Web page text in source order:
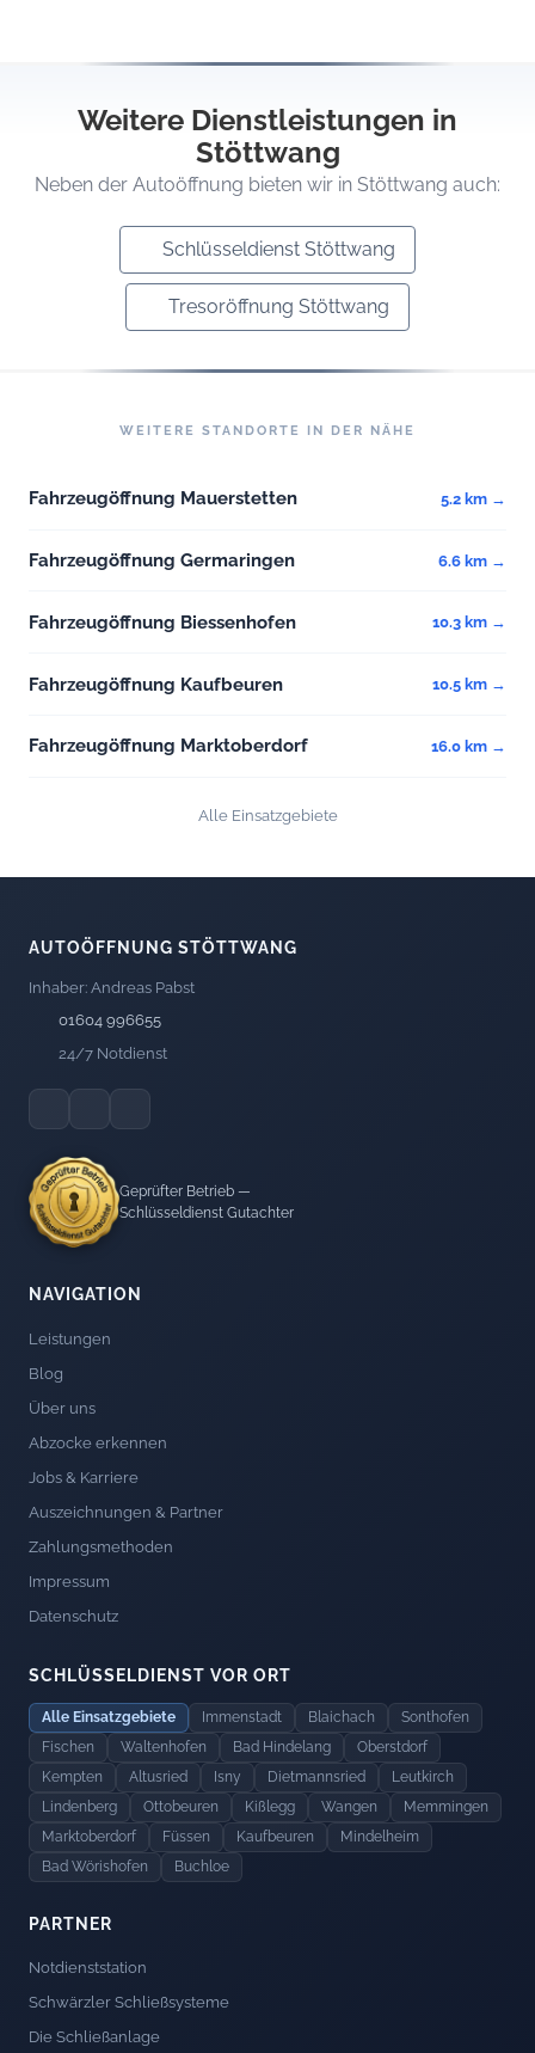
Weitere Dienstleistungen in
Stöttwang
Neben der Autoöffnung bieten wir in Stöttwang auch:
Schlüsseldienst Stöttwang
Tresoröffnung Stöttwang
WEITERE STANDORTE IN DER NÄHE
Fahrzeugöffnung Mauerstetten 5.2 km →
Fahrzeugöffnung Germaringen 6.6 km →
Fahrzeugöffnung Biessenhofen 10.3 km →
Fahrzeugöffnung Kaufbeuren 10.5 km →
Fahrzeugöffnung Marktoberdorf 16.0 km →
Alle Einsatzgebiete
AUTOÖFFNUNG STÖTTWANG
Inhaber: Andreas Pabst
01604 996655
24/7 Notdienst
Geprüfter Betrieb —
Schlüsseldienst Gutachter
NAVIGATION
Leistungen
Blog
Über uns
Abzocke erkennen
Jobs & Karriere
Auszeichnungen & Partner
Zahlungsmethoden
Impressum
Datenschutz
SCHLÜSSELDIENST VOR ORT
Alle Einsatzgebiete Immenstadt Blaichach
Sonthofen
Fischen
Waltenhofen Bad Hindelang
Oberstdorf
Kempten
Altusried Isny Dietmannsried
Leutkirch
Lindenberg
Ottobeuren Kißlegg Wangen
Memmingen
Marktoberdorf
Füssen Kaufbeuren
Mindelheim
Bad Wörishofen
Buchloe
PARTNER
Notdienststation
Schwärzler Schließsysteme
Die Schließanlage